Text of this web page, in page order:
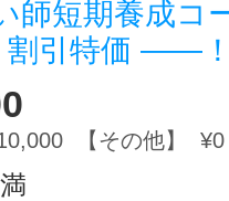
師短期養成
割引特価 ――
【その他】 ¥0